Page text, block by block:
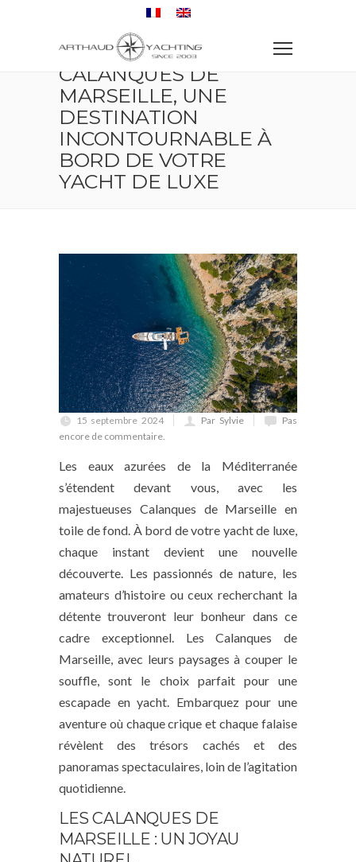
Calanques de Marseille, une destination
incontournable à bord de votre yacht de luxe
CALANQUES DE
MARSEILLE, UNE
DESTINATION
INCONTOURNABLE À
BORD DE VOTRE
YACHT DE LUXE
15 septembre 2024 Par Sylvie
Pas
encore de commentaire.
Les eaux azurées de la Méditerranée
s’étendent devant vous, avec les
majestueuses Calanques de Marseille en
toile de fond. À bord de votre yacht de luxe,
chaque instant devient une nouvelle
découverte. Les passionnés de nature, les
amateurs d’histoire ou ceux recherchant la
détente trouveront leur bonheur dans ce
cadre exceptionnel. Les Calanques de
Marseille, avec leurs paysages à couper le
souffle, sont le choix parfait pour une
escapade en yacht. Embarquez pour une
aventure où chaque crique et chaque falaise
révèlent des trésors cachés et des
panoramas spectaculaires, loin de l’agitation
quotidienne.
LES CALANQUES DE
MARSEILLE : UN JOYAU